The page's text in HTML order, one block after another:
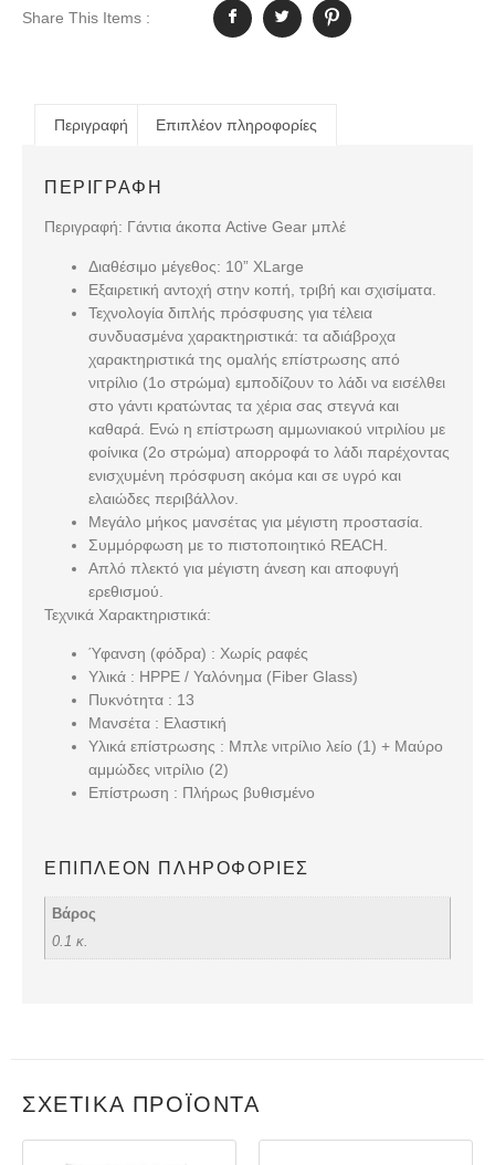
Share This Items :
Περιγραφή Επιπλέον πληροφορίες
ΠΕΡΙΓΡΑΦΉ
Περιγραφή: Γάντια άκοπα Active Gear μπλέ
Διαθέσιμο μέγεθος: 10” XLarge
Εξαιρετική αντοχή στην κοπή, τριβή και σχισίματα.
Τεχνολογία διπλής πρόσφυσης για τέλεια
συνδυασμένα χαρακτηριστικά: τα αδιάβροχα
χαρακτηριστικά της ομαλής επίστρωσης από
νιτρίλιο (1ο στρώμα) εμποδίζουν το λάδι να εισέλθει
στο γάντι κρατώντας τα χέρια σας στεγνά και
καθαρά. Ενώ η επίστρωση αμμωνιακού νιτριλίου με
φοίνικα (2o στρώμα) απορροφά το λάδι παρέχοντας
ενισχυμένη πρόσφυση ακόμα και σε υγρό και
ελαιώδες περιβάλλον.
Μεγάλο μήκος μανσέτας για μέγιστη προστασία.
Συμμόρφωση με το πιστοποιητικό REACH.
Απλό πλεκτό για μέγιστη άνεση και αποφυγή
ερεθισμού.
Τεχνικά Χαρακτηριστικά:
Ύφανση (φόδρα) : Χωρίς ραφές
Υλικά : HPPE / Υαλόνημα (Fiber Glass)
Πυκνότητα : 13
Μανσέτα : Ελαστική
Υλικά επίστρωσης : Μπλε νιτρίλιο λείο (1) + Μαύρο
αμμώδες νιτρίλιο (2)
Επίστρωση : Πλήρως βυθισμένο
ΕΠΙΠΛΈΟΝ ΠΛΗΡΟΦΟΡΊΕΣ
Βάρος
0.1 κ.
ΣΧΕΤΙΚΆ ΠΡΟΪΌΝΤΑ